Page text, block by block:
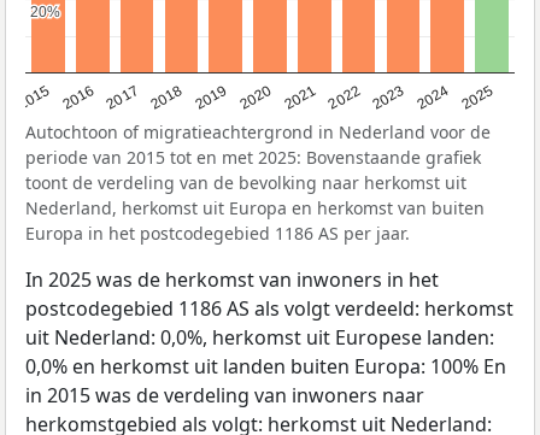
2015 2016 2017 2018 2019 2020 2021 2022 2023 2024 2025
20%
20%
Autochtoon of migratieachtergrond in Nederland voor de
periode van 2015 tot en met 2025: Bovenstaande grafiek
toont de verdeling van de bevolking naar herkomst uit
Nederland, herkomst uit Europa en herkomst van buiten
Europa in het postcodegebied 1186 AS per jaar.
In 2025 was de herkomst van inwoners in het
postcodegebied 1186 AS als volgt verdeeld: herkomst
uit Nederland: 0,0%, herkomst uit Europese landen:
0,0% en herkomst uit landen buiten Europa: 100% En
in 2015 was de verdeling van inwoners naar
herkomstgebied als volgt: herkomst uit Nederland: